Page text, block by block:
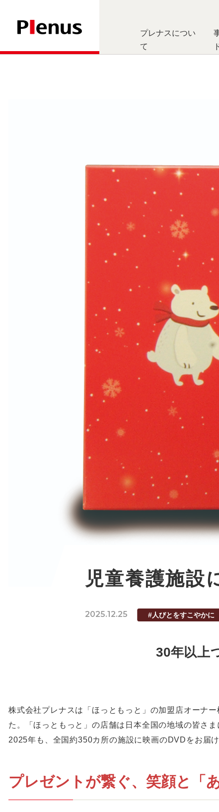
プレナスについ
て
児童養護施設
2025.12.25 #人びとをすこやかに
30年以上
株式会社プレナスは「ほっともっと」の加盟店オーナ
た。「ほっともっと」の店舗は日本全国の地域の皆さ
2025年も、全国約350カ所の施設に映画のDVDをお届
プレゼントが繋ぐ、笑顔と「